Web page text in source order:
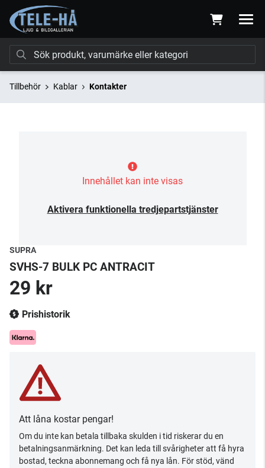
Tillbehör Kablar Kontakter
Innehållet kan inte visas
Aktivera funktionella tredjepartstjänster
SUPRA
SVHS-7 BULK PC ANTRACIT
29 kr
Prishistorik
Att låna kostar pengar!
Om du inte kan betala tillbaka skulden i tid riskerar du en
betalningsanmärkning. Det kan leda till svårigheter att få hyra
bostad, teckna abonnemang och få nya lån. För stöd, vänd